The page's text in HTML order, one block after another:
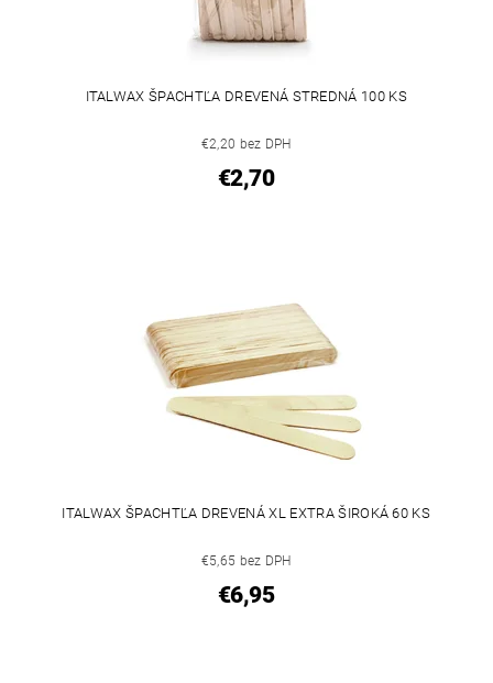
ITALWAX ŠPACHTĽA DREVENÁ STREDNÁ 100 KS
€2,20 bez DPH
€2,70
ITALWAX ŠPACHTĽA DREVENÁ XL EXTRA ŠIROKÁ 60 KS
€5,65 bez DPH
€6,95